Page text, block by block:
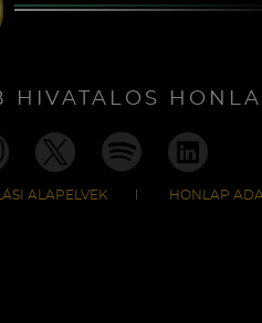
HIVATALOS
ALAPELVEK HONLAP